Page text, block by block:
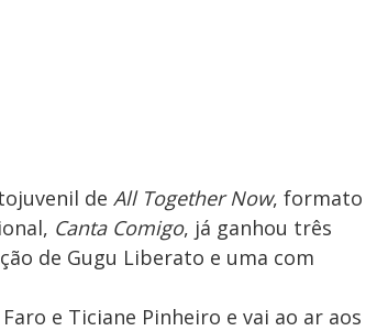
de All Together Now, formato
Canta Comigo, já ganhou três
de Gugu Liberato e uma com
e Ticiane Pinheiro e vai ao ar aos